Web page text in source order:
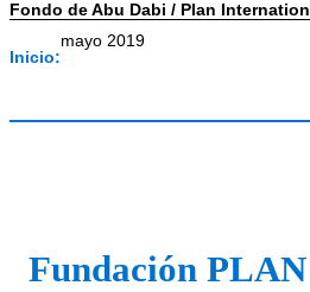
Fondo de Abu Dabi / Plan
Inicio:
mayo 2019
Fundación PLAN